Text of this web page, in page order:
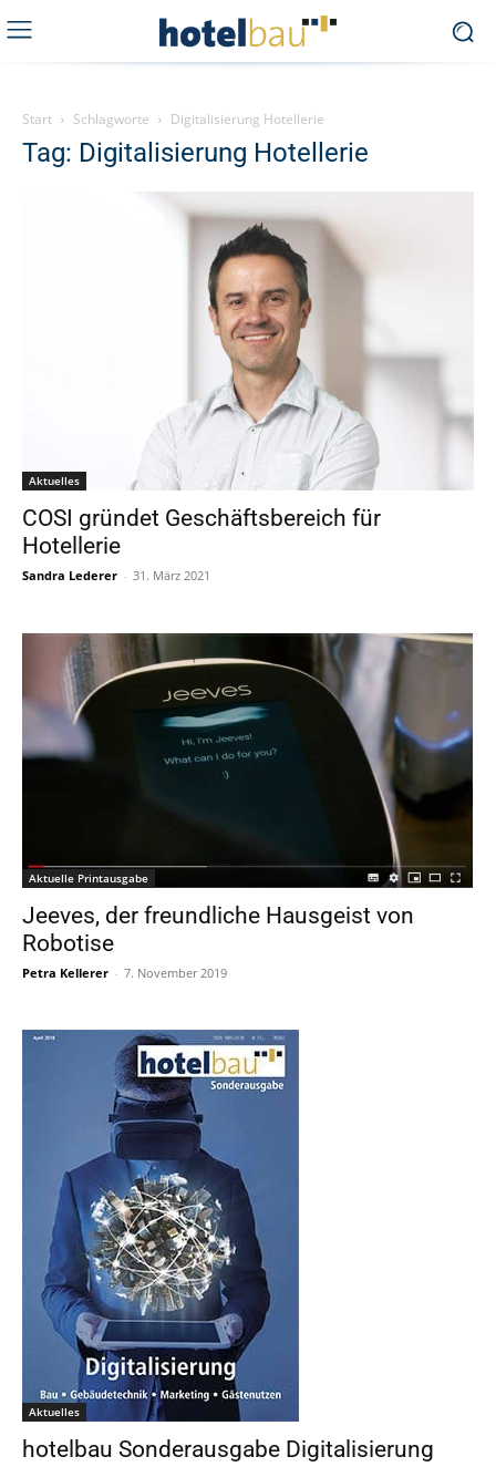
Start Schlagworte Digitalisierung Hotellerie
Tag: Digitalisierung Hotellerie
Aktuelles
COSI gründet Geschäftsbereich für
Hotellerie
Sandra Lederer - 31. März 2021
Aktuelle Printausgabe
Jeeves, der freundliche Hausgeist von
Robotise
Petra Kellerer - 7. November 2019
Aktuelles
hotelbau Sonderausgabe Digitalisierung